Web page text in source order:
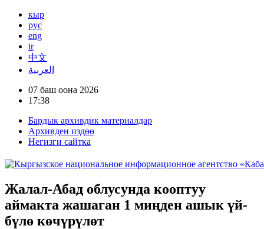
кыр
рус
eng
tr
中文
العربية
07 баш оона 2026
17:38
Бардык архивдик материалдар
Архивден издөө
Негизги сайтка
Жалал-Абад облусунда кооптуу
аймакта жашаган 1 миңден ашык үй-
бүлө көчүрүлөт